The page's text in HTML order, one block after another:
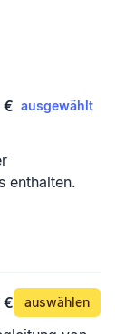
€ ausgewählt
enthalten.
€ auswählen